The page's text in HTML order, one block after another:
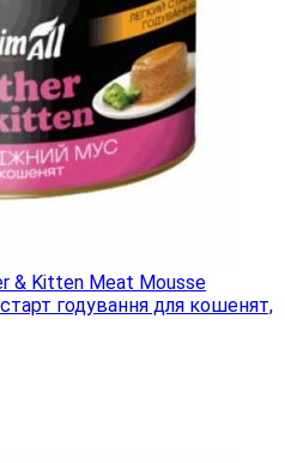
& Kitten Meat Mousse
годування для кошенят,